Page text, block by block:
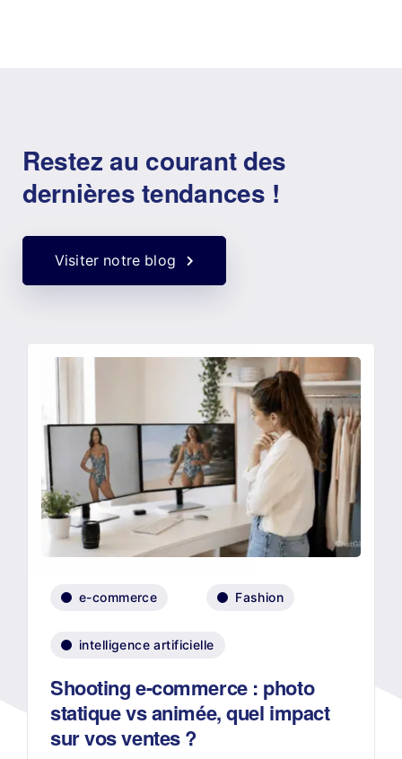
Restez au courant des
dernières tendances !
Visiter notre blog
e-commerce Fashion
intelligence artificielle
Shooting e-commerce : photo
statique vs animée, quel impact
sur vos ventes ?